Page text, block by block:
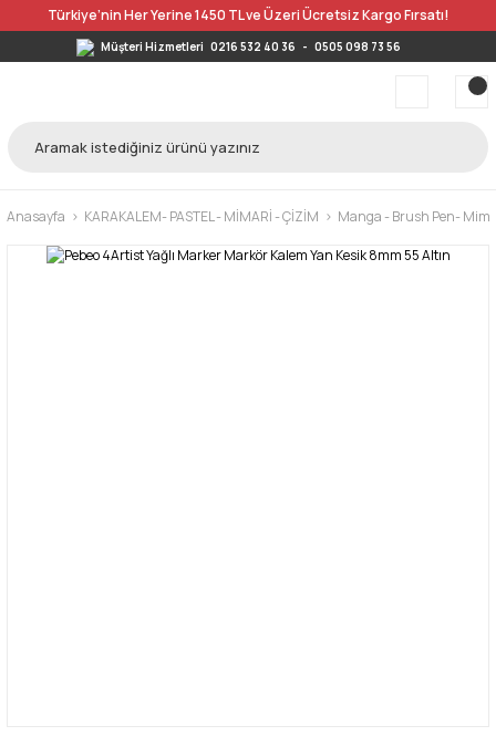
Türkiye’nin Her Yerine 1450 TL ve Üzeri Ücretsiz Kargo Fırsatı!
Müşteri Hizmetleri 0216 532 40 36 - 0505 098 73 56
Anasayfa KARAKALEM- PASTEL - MİMARİ - ÇİZİM Manga - Brush Pen-